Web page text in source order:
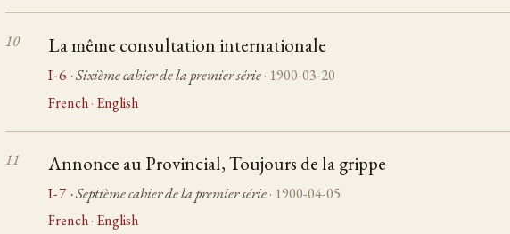
La même consultation internationale
I-6 · Sixième cahier de la premier série · 1900-03-20
French · English
Annonce au Provincial, Toujours de la grippe
I-7 · Septième cahier de la premier série · 1900-04-05
French · English